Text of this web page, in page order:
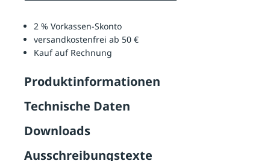
2 % Vorkassen-Skonto
versandkostenfrei ab 50 €
Kauf auf Rechnung
Produktinformationen
Technische Daten
Downloads
Ausschreibungstexte